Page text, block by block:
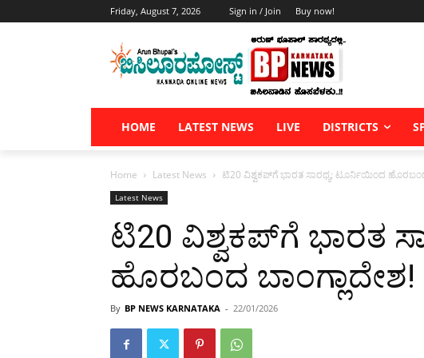
Friday, August 7, 2026 Sign in / Join Buy now!
HOME LATEST NEWS LIVE DISTRICTS
Home Latest News ಟಿ20 ವಿಶ್ವಕಪ್‌ಗೆ ಭಾರತ ಸಾರಥ್ಯ; ಟೂರ್ನಿಯಿಂದ ಹೊರಬಂದ
Latest News
ಟಿ20 ವಿಶ್ವಕಪ್‌ಗೆ ಭಾರತ
ಹೊರಬಂದ ಬಾಂಗ್ಲಾದೇಶ!
By BP NEWS KARNATAKA - 22/01/2026